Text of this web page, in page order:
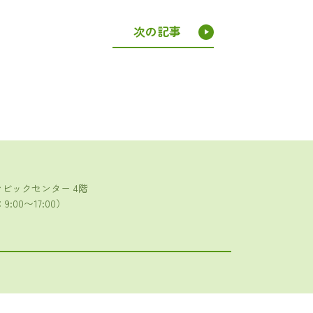
次の記事
ックセンター 4階
〜17:00）